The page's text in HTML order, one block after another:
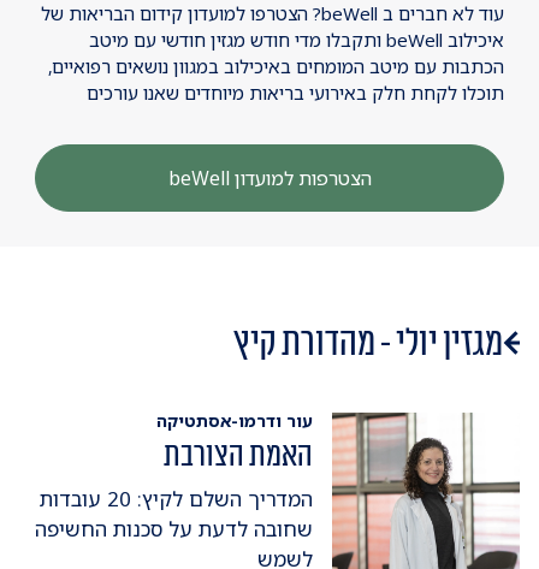
עוד לא חברים ב beWell? הצטרפו למועדון קידום הבריאות של
איכילוב beWell ותקבלו מדי חודש מגזין חודשי עם מיטב
הכתבות עם מיטב המומחים באיכילוב במגוון נושאים רפואיים,
תוכלו לקחת חלק באירועי בריאות מיוחדים שאנו עורכים
הצטרפות למועדון beWell
מגזין יולי - מהדורת קיץ
עור ודרמו-אסתטיקה
האמת הצורבת
המדריך השלם לקיץ: 20 עובדות
שחובה לדעת על סכנות החשיפה
לשמש